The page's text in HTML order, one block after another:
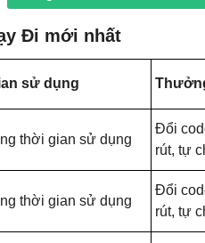
Đi mới nhất
sử dụng
thời gian sử dụng
Đổi
rút, tự
thời gian sử dụng
Đổi
rút, tự